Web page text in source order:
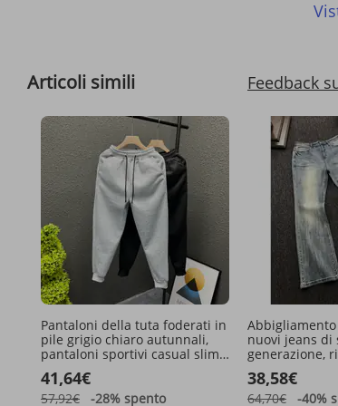
Articoli simili Feedback
Pantaloni della tuta foderati in
pile grigio chiaro autunnali,
pantaloni sportivi casual slim
fit alla moda da uomo,
pantaloni lunghi affusolati alla
moda da uomo
41,64€
57,92€ -28% spento
nuovi jeans di
generazione,
malinconici,
sole, vecchi
strada
38,58€
64,70€ -40%